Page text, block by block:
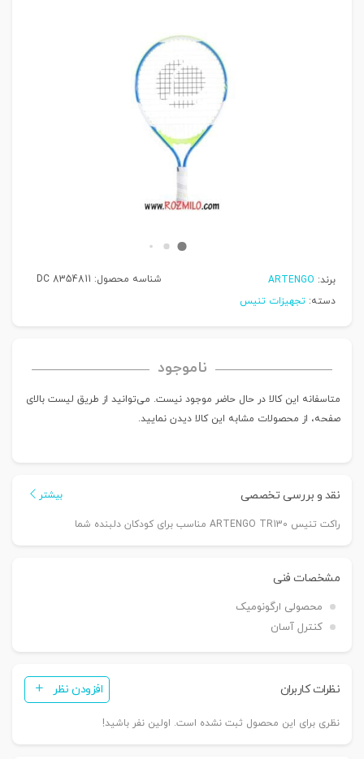
برند: ARTENGO شناسه محصول: DC 8354811
دسته: تجهیزات تنیس
ناموجود
متاسفانه این کالا در حال حاضر موجود نیست. می‌توانید از طریق لیست بالای
صفحه، از محصولات مشابه این کالا دیدن نمایید.
نقد و بررسی تخصصی بیشتر
راکت تنیس ARTENGO TR130 مناسب برای کودکان دلبنده شما
مشخصات فنی
محصولی ارگونومیک
کنترل آسان
نظرات کاربران افزودن نظر
نظری برای این محصول ثبت نشده است. اولین نفر باشید!